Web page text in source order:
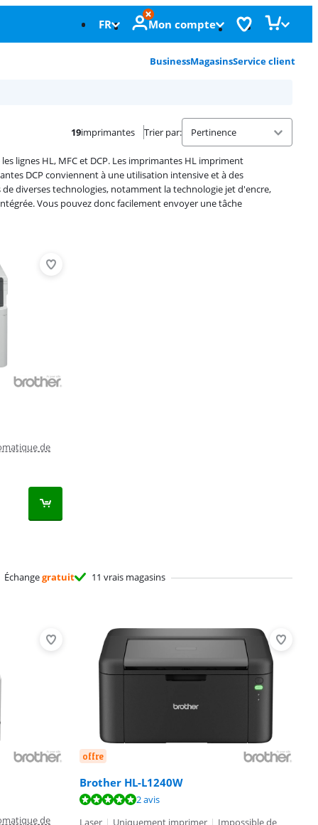
FR Mon compte
BusinessMagasinsService client
19imprimantes Trier par:
lignes HL, MFC et DCP. Les imprimantes HL impriment
DCP conviennent à une utilisation intensive et à des
diverses technologies, notamment la technologie jet d'encre,
Vous pouvez donc facilement envoyer une tâche
de
Échangegratuit 11 vrais magasins
de
offre
Brother HL-L1240W
2 avis
Laser | Uniquement imprimer | Impossible de